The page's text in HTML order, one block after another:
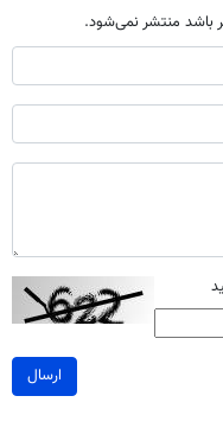
باشد منتشر نمی‌شود.
ارسال